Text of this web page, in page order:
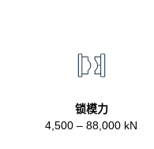
锁模力
4,500 – 88,000 kN